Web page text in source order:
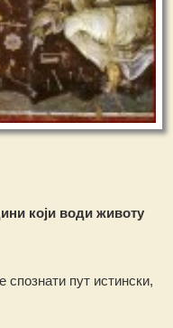
који води животу
пут истински,